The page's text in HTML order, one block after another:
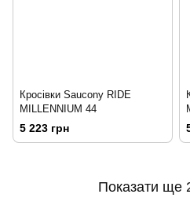
Кросівки Saucony RIDE
MILLENNIUM 44
5 223 грн
Показати ще